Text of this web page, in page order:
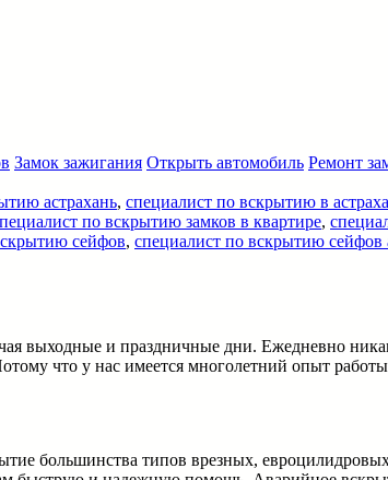
Замок зажигания Открыть автомобиль Ремонт
астрахань, специалист по вскрытию в
по вскрытию замков в квартире,
сейфов, специалист по вскрытию сейфов
выходные и праздничные дни. Ежедневно
что у нас имеется многолетний опыт
большинства типов врезных,